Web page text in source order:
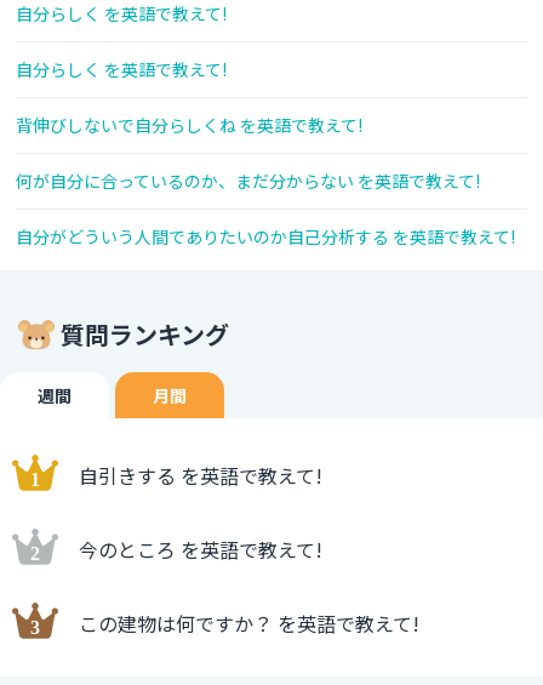
自分らしく を英語で教えて!
自分らしく を英語で教えて!
背伸びしないで自分らしくね を英語で教えて!
何が自分に合っているのか、まだ分からない を英語で教えて!
自分がどういう人間でありたいのか自己分析する を英語で教えて!
質問ランキング
週間 月間
自引きする を英語で教えて!
今のところ を英語で教えて!
この建物は何ですか？ を英語で教えて!